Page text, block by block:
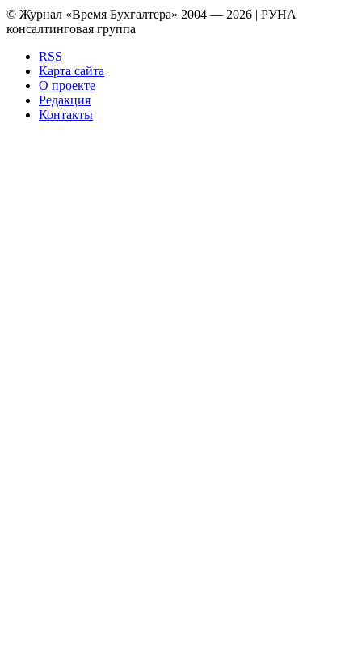
© Журнал «Время Бухгалтера» 2004 — 2026 | РУНА
консалтинговая группа
RSS
Карта сайта
О проекте
Редакция
Контакты